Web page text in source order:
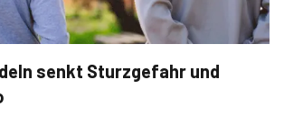
senkt Sturzgefahr und